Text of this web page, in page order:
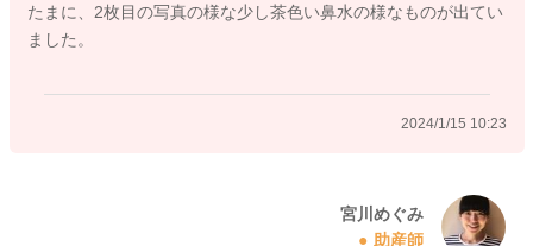
たまに、2枚目の写真の様な少し茶色い鼻水の様なものが出てい
ました。
2024/1/15 10:23
宮川めぐみ
助産師